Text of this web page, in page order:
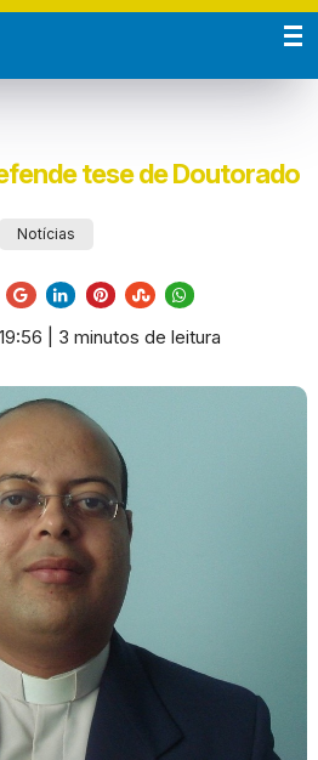
tese de Doutorado
Notícias
| 3 minutos de leitura